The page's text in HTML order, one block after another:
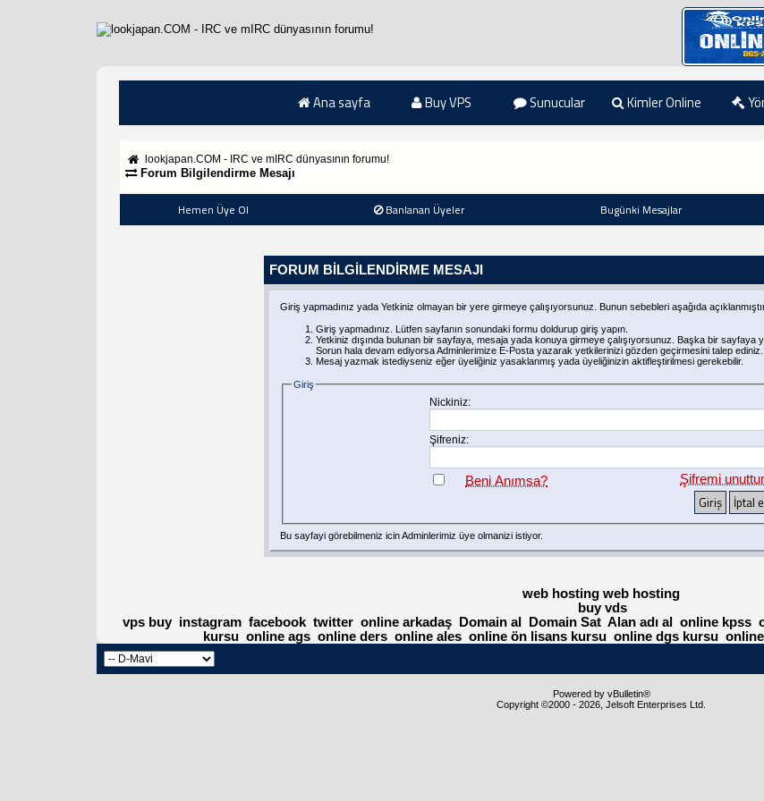
Ana sayfa Buy VPS Sunucular Kimler Online
lookjapan.COM - IRC ve mIRC dünyasının forumu!
Forum Bilgilendirme Mesajı
Hemen Üye Ol Banlanan Üyeler Bugünki Mesajlar
FORUM BILGILENDIRME MESAJI
Giriş yapmadınız yada Yetkiniz olmayan bir yere girmeye çalışıyorsunuz. Bunun sebebleri aşağıda
Giriş yapmadınız. Lütfen sayfanın sonundaki formu doldurup giriş yapın.
Yetkiniz dışında bulunan bir sayfaya, mesaja yada konuya girmeye çalışıyorsunuz. Başka bir sayfaya
Sorun hala devam ediyorsa Adminlerimize E-Posta yazarak yetkilerinizi gözden geçirmesini talep ediniz.
Mesaj yazmak istediyseniz eğer üyeliğiniz yasaklanmış yada üyeliğinizin aktifleştirilmesi gerekebilir.
Giriş
Nickiniz:
Şifreniz:
Şifremi
Beni Anımsa?
Bu sayfayi görebilmeniz icin Adminlerimizüye olmanizi istiyor.
web hosting web hosting
buy vds
vps buy instagram facebook twitter online arkadaş Domain al Domain Sat Alan adı al online kpss
kursu online ags online ders online ales online ön lisans kursu online dgs kursu
Powered by vBulletin®
Copyright ©2000 - 2026, Jelsoft Enterprises Ltd.